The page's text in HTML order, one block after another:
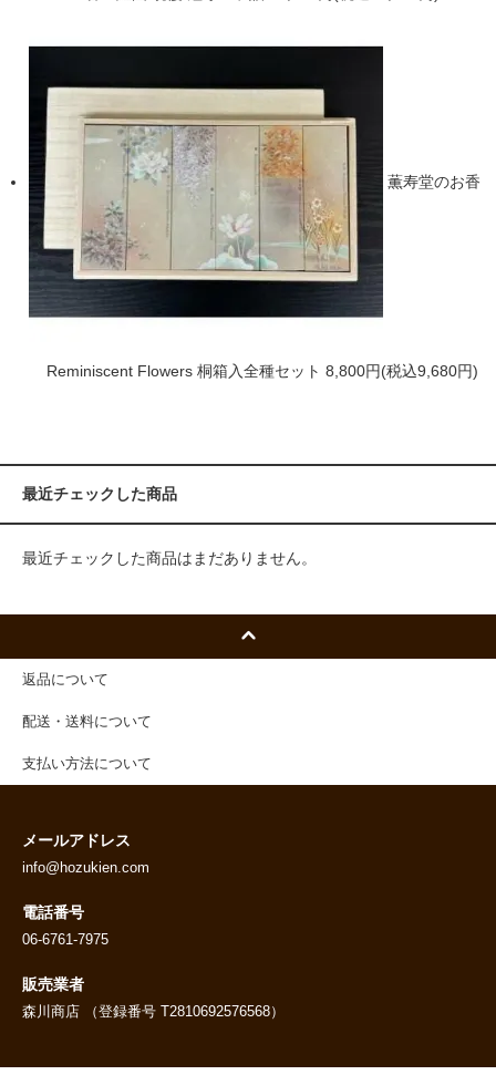
薫寿堂のお香
Reminiscent Flowers 桐箱入全種セット 8,800円(税込9,680円)
最近チェックした商品
最近チェックした商品はまだありません。
返品について
配送・送料について
支払い方法について
メールアドレス
info@hozukien.com
電話番号
06-6761-7975
販売業者
森川商店 （登録番号 T2810692576568）